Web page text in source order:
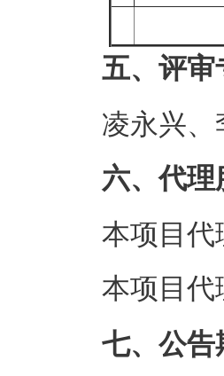
五、评审
凌永兴、
六、代理
本项目代
本项目代
七、公告